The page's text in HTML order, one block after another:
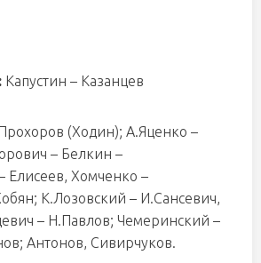
Капустин – Казанцев
(Ходин); А.Яценко –
– Белкин –
Елисеев, Хомченко –
К.Лозовский – И.Сансевич,
– Н.Павлов; Чемеринский –
Антонов, Сивирчуков.